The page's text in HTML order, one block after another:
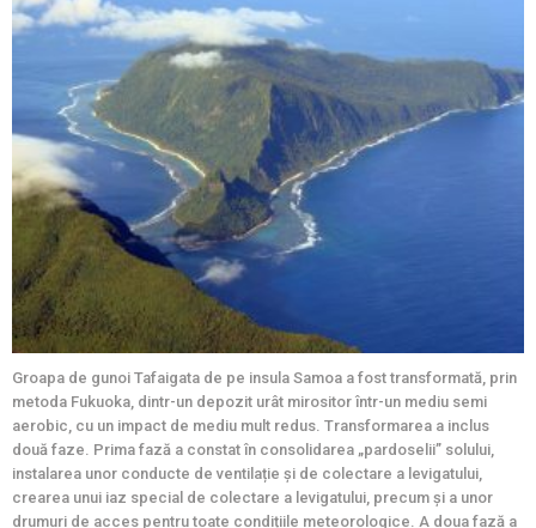
Groapa de gunoi Tafaigata de pe insula Samoa a fost transformată, prin
metoda Fukuoka, dintr-un depozit urât mirositor într-un mediu semi
aerobic, cu un impact de mediu mult redus. Transformarea a inclus
două faze. Prima fază a constat în consolidarea „pardoselii” solului,
instalarea unor conducte de ventilație și de colectare a levigatului,
crearea unui iaz special de colectare a levigatului, precum și a unor
drumuri de acces pentru toate condițiile meteorologice. A doua fază a